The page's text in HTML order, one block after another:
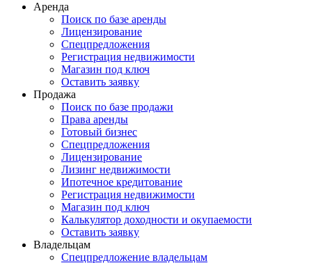
Аренда
Поиск по базе аренды
Лицензирование
Спецпредложения
Регистрация недвижимости
Магазин под ключ
Оставить заявку
Продажа
Поиск по базе продажи
Права аренды
Готовый бизнес
Спецпредложения
Лицензирование
Лизинг недвижимости
Ипотечное кредитование
Регистрация недвижимости
Магазин под ключ
Калькулятор доходности и окупаемости
Оставить заявку
Владельцам
Спецпредложение владельцам